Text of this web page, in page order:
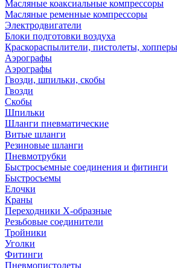
Масляные коаксиальные компрессоры
Масляные ременные компрессоры
Электродвигатели
Блоки подготовки воздуха
Краскораспылители, пистолеты, хопперы
Аэрографы
Аэрографы
Гвозди, шпильки, скобы
Гвозди
Скобы
Шпильки
Шланги пневматические
Витые шланги
Резиновые шланги
Пневмотрубки
Быстросъемные соединения и фитинги
Быстросъемы
Елочки
Краны
Переходники Х-образные
Резьбовые соединители
Тройники
Уголки
Фитинги
Пневмопистолеты